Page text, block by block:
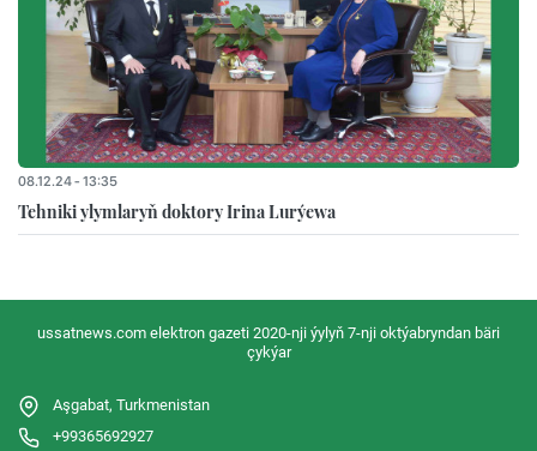
08.12.24 - 13:35
Tehniki ylymlaryň doktory Irina Lurýewa
ussatnews.com elektron gazeti 2020-nji ýylyň 7-nji oktýabryndan bäri
çykýar
Aşgabat, Turkmenistan
+99365692927